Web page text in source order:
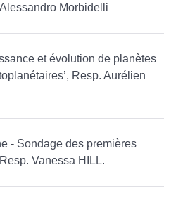
Morbidelli
et évolution de planètes
Resp. Aurélien
- Sondage des premières
Vanessa HILL.